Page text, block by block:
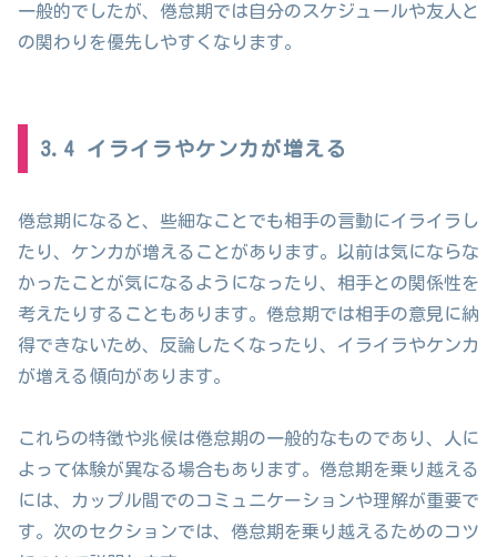
一般的でしたが、倦怠期では自分のスケジュールや友人と
の関わりを優先しやすくなります。
3.4 イライラやケンカが増える
倦怠期になると、些細なことでも相手の言動にイライラし
たり、ケンカが増えることがあります。以前は気にならな
かったことが気になるようになったり、相手との関係性を
考えたりすることもあります。倦怠期では相手の意見に納
得できないため、反論したくなったり、イライラやケンカ
が増える傾向があります。
これらの特徴や兆候は倦怠期の一般的なものであり、人に
よって体験が異なる場合もあります。倦怠期を乗り越える
には、カップル間でのコミュニケーションや理解が重要で
す。次のセクションでは、倦怠期を乗り越えるためのコツ